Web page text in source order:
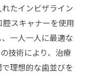
たインビザライン
スキャナーを使用
一人一人に最適な
技術により、治療
理想的な歯並びを